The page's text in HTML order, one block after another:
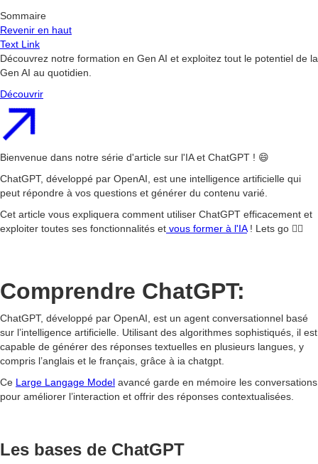
Sommaire
Revenir en haut
Text Link
Découvrez notre formation en Gen AI et exploitez tout le potentiel de la
Gen AI au quotidien.
Découvrir
Bienvenue dans notre série d'article sur l'IA et ChatGPT ! 😄
ChatGPT, développé par OpenAI, est une intelligence artificielle qui
peut répondre à vos questions et générer du contenu varié.
Cet article vous expliquera comment utiliser ChatGPT efficacement et
exploiter toutes ses fonctionnalités et vous former à l'IA! Lets go 👇🏻
Comprendre ChatGPT:
ChatGPT, développé par OpenAI, est un agent conversationnel basé
sur l’intelligence artificielle. Utilisant des algorithmes sophistiqués, il est
capable de générer des réponses textuelles en plusieurs langues, y
compris l’anglais et le français, grâce à ia chatgpt.
Ce Large Langage Model avancé garde en mémoire les conversations
pour améliorer l’interaction et offrir des réponses contextualisées.
Les bases de ChatGPT